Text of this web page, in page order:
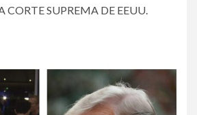
CORTE SUPREMA DE EEUU.